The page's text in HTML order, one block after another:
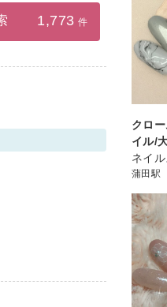
クロ
イル/
ネイ
蒲田駅
1,773 件